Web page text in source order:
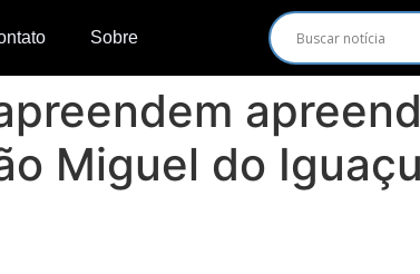
Sobre
Miguel do Iguaçu